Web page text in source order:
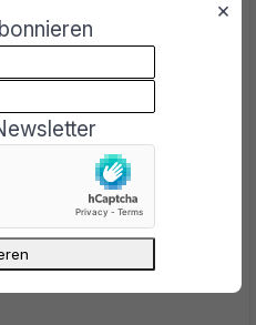
allgemeingültige
den Hostern
die nun für die
aber regelmäßig
gültige relativ
Problem: Die
und
×